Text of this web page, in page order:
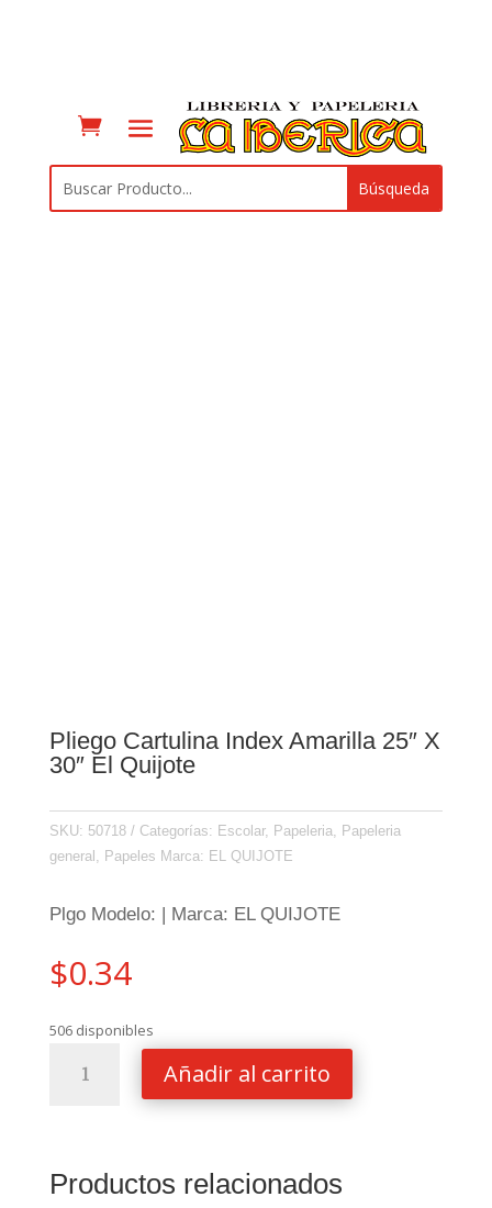
Pliego Cartulina Index Amarilla 25″ X
30″ El Quijote
SKU: 50718 Categorías: Escolar, Papeleria
Papeleria
general
Papeles Marca: EL QUIJOTE
Plgo Modelo: | Marca: EL QUIJOTE
$0.34
506 disponibles
Cartulina
X
Añadir al carrito
Productos relacionados